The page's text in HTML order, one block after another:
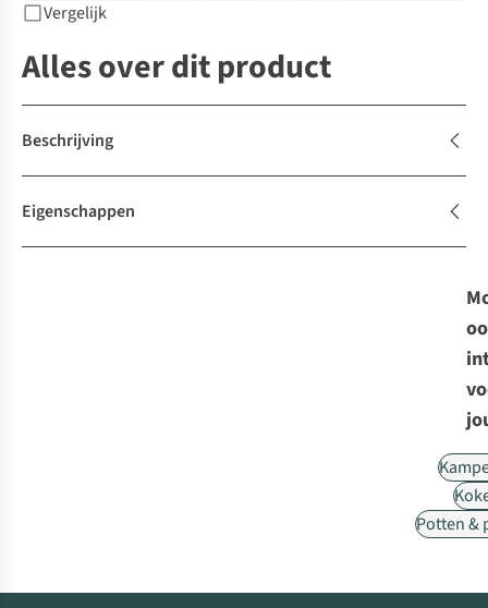
Vergelijk
Alles over dit product
Beschrijving
Eigenschappen
Potten &